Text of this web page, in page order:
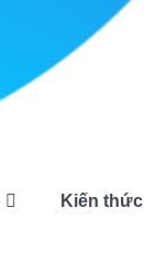
Kiến thức